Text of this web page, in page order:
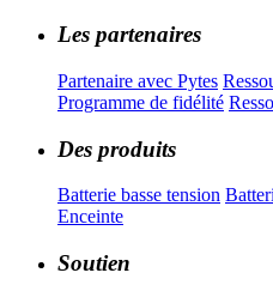
Les partenaires
Partenaire avec Pytes
Programme de fidélité
Des produits
Batterie basse tension
Enceinte
Soutien